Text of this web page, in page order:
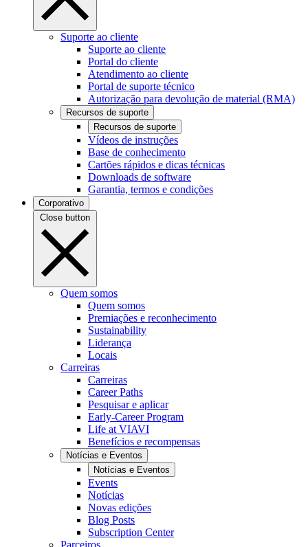
Suporte ao cliente
Suporte ao cliente
Portal do cliente
Atendimento ao cliente
Portal de suporte técnico
Autorização para devolução de material (RMA)
Recursos de suporte
Recursos de suporte
Vídeos de instruções
Base de conhecimento
Cartões rápidos e dicas técnicas
Downloads de software
Garantia, termos e condições
Corporativo
Close button
Quem somos
Quem somos
Premiações e reconhecimento
Sustainability
Liderança
Locais
Carreiras
Carreiras
Career Paths
Pesquisar e aplicar
Early-Career Program
Life at VIAVI
Benefícios e recompensas
Notícias e Eventos
Notícias e Eventos
Events
Notícias
Novas edições
Blog Posts
Subscription Center